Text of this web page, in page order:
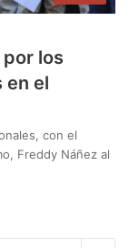
los
en el
con el
Freddy Náñez al